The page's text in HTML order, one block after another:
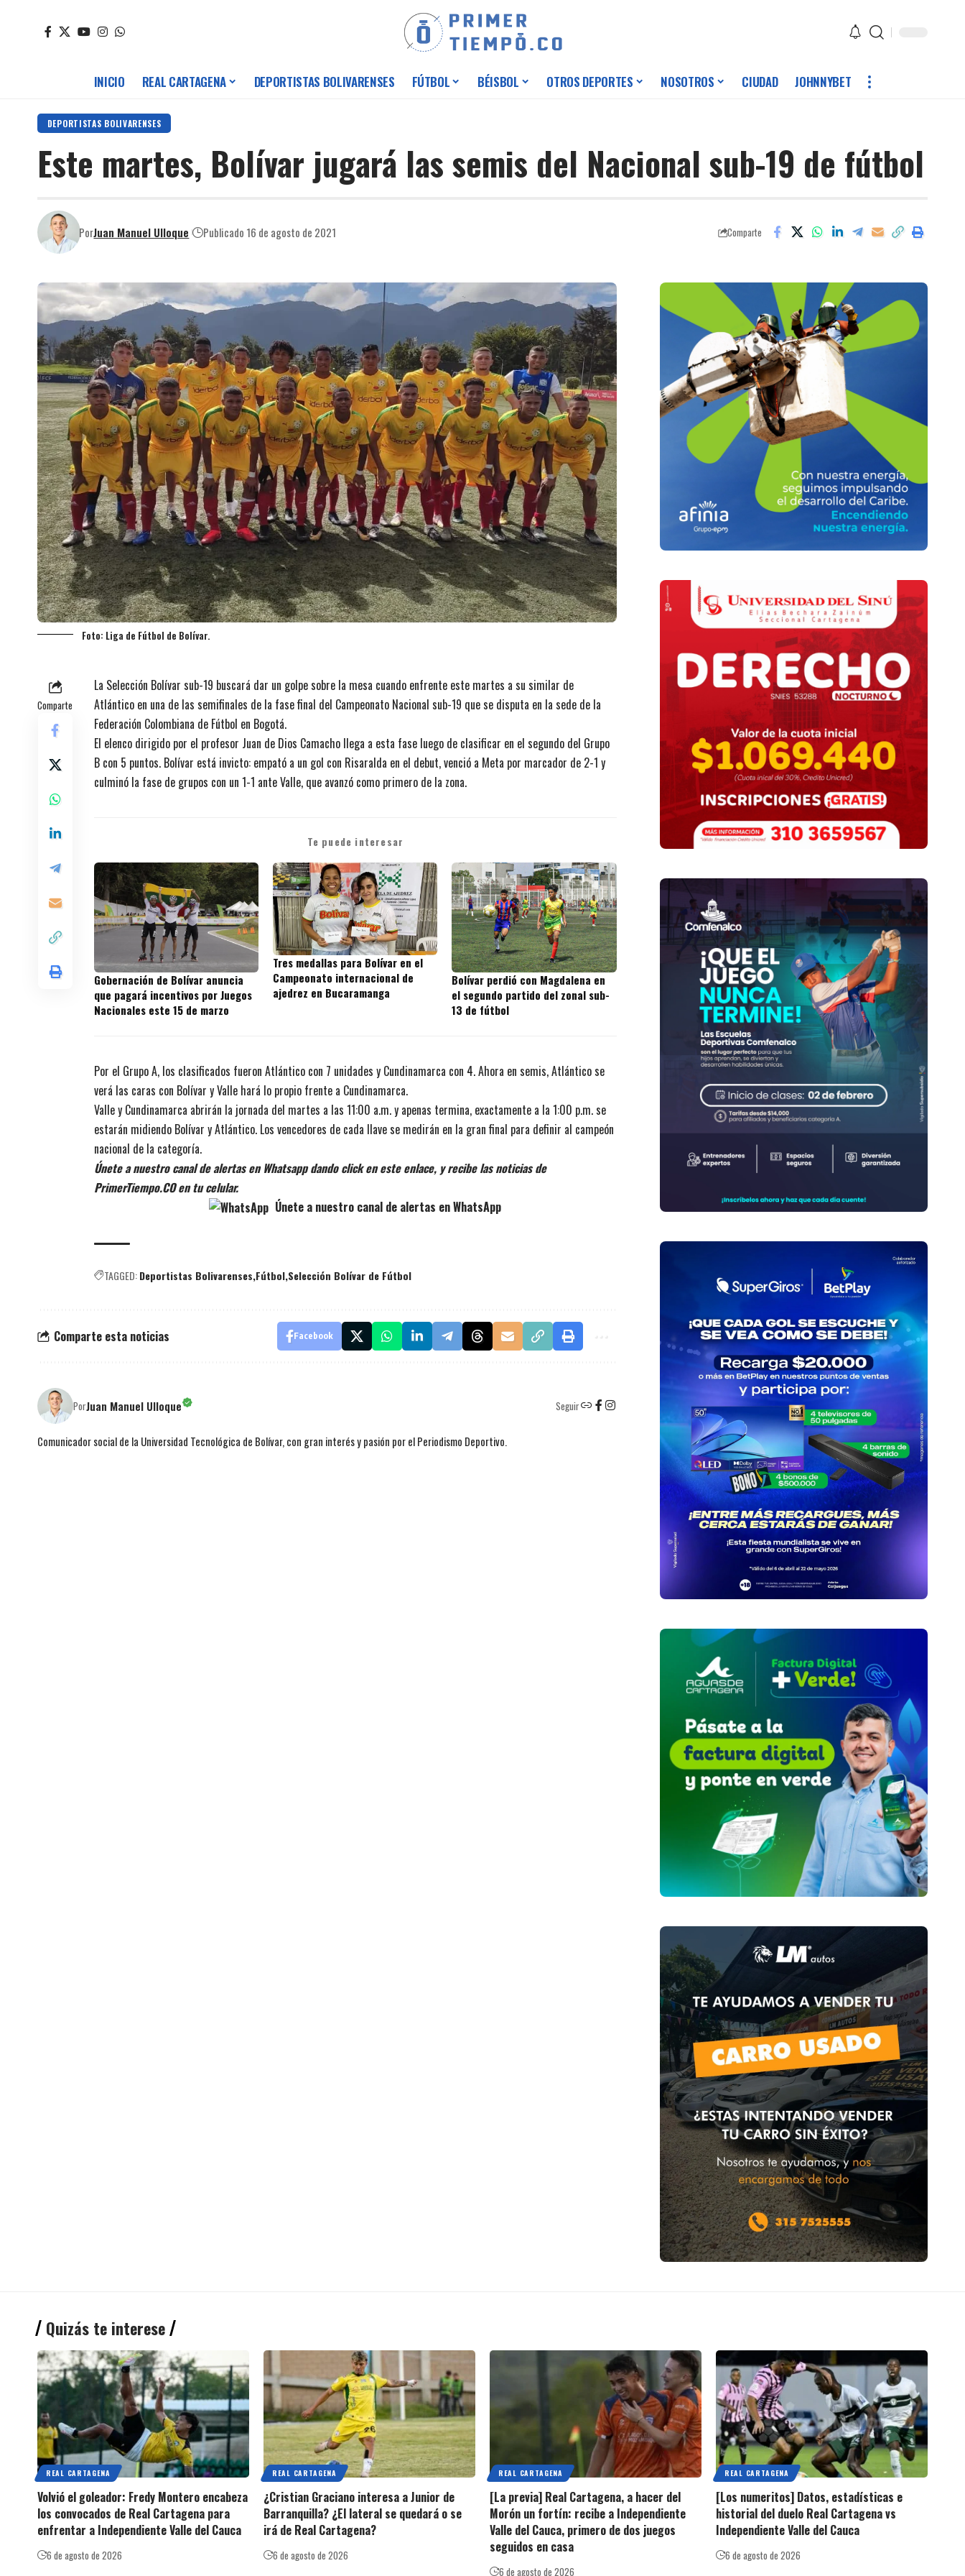
INICIO REAL CARTAGENA DEPORTISTAS BOLIVARENSES FÚTBOL BÉISBOL OTROS DEPORTES NOSOTROS CIUDAD JOHNNYBET
DEPORTISTAS BOLIVARENSES
Este martes, Bolívar jugará las semis del Nacional sub-19 de fútbol
PorJuan Manuel Ulloque Publicado 16 de agosto de 2021 Comparte
Foto: Liga de Fútbol de Bolívar.
Comparte
La Selección Bolívar sub-19 buscará dar un golpe sobre la mesa cuando enfrente este martes a su similar de
Atlántico en una de las semifinales de la fase final del Campeonato Nacional sub-19 que se disputa en la sede de la
Federación Colombiana de Fútbol en Bogotá.
El elenco dirigido por el profesor Juan de Dios Camacho llega a esta fase luego de clasificar en el segundo del Grupo
B con 5 puntos. Bolívar está invicto: empató a un gol con Risaralda en el debut, venció a Meta por marcador de 2-1 y
culminó la fase de grupos con un 1-1 ante Valle, que avanzó como primero de la zona.
Te puede interesar
Gobernación de Bolívar anuncia
que pagará incentivos por Juegos
Nacionales este 15 de marzo
Tres medallas para Bolívar en el
Campeonato internacional de
ajedrez en Bucaramanga
Bolívar perdió con Magdalena en
el segundo partido del zonal sub-
13 de fútbol
Por el Grupo A, los clasificados fueron Atlántico con 7 unidades y Cundinamarca con 4. Ahora en semis, Atlántico se
verá las caras con Bolívar y Valle hará lo propio frente a Cundinamarca.
Valle y Cundinamarca abrirán la jornada del martes a las 11:00 a.m. y apenas termina, exactamente a la 1:00 p.m. se
estarán midiendo Bolívar y Atlántico. Los vencedores de cada llave se medirán en la gran final para definir al campeón
nacional de la categoría.
Únete a nuestro canal de alertas en Whatsapp dando click en este enlace, y recibe las noticias de
PrimerTiempo.CO en tu celular.
Únete a nuestro canal de alertas en WhatsApp
TAGGED:Deportistas Bolivarenses Fútbol Selección Bolívar de Fútbol
Comparte esta noticias Facebook
PorJuan Manuel Ulloque Seguir
Comunicador social de la Universidad Tecnológica de Bolívar, con gran interés y pasión por el Periodismo Deportivo.
Quizás te interese
REAL CARTAGENA
Volvió el goleador: Fredy Montero encabeza
los convocados de Real Cartagena para
enfrentar a Independiente Valle del Cauca
6 de agosto de 2026
REAL CARTAGENA
¿Cristian Graciano interesa a Junior de
Barranquilla? ¿El lateral se quedará o se
irá de Real Cartagena?
6 de agosto de 2026
REAL CARTAGENA
[La previa] Real Cartagena, a hacer del
Morón un fortín: recibe a Independiente
Valle del Cauca, primero de dos juegos
seguidos en casa
6 de agosto de 2026
REAL CARTAGENA
[Los numeritos] Datos, estadísticas e
historial del duelo Real Cartagena vs
Independiente Valle del Cauca
6 de agosto de 2026